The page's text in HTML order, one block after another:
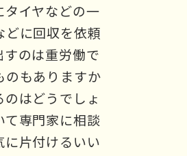
イヤなどの一
に回収を依頼
のは重労働で
もありますか
はどうでしょ
専門家に相談
片付けるいい